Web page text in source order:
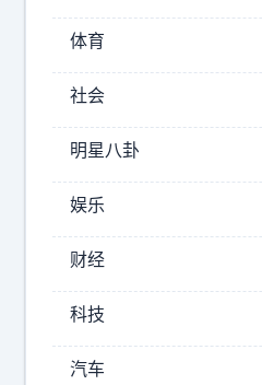
2026-
09
桥
看
事
门
体育
社会
明星八卦
娱乐
财经
科技
汽车